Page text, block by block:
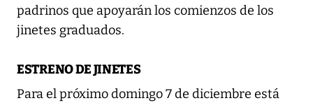
padrinos que apoyarán los comienzos de los
jinetes graduados.
ESTRENO DE JINETES
Para el próximo domingo 7 de diciembre está